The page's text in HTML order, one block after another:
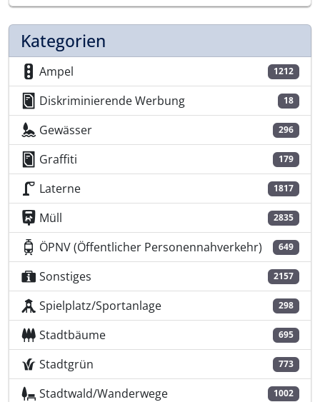
Kategorien
Ampel 1212
Diskriminierende Werbung 18
Gewässer 296
Graffiti 179
Laterne 1817
Müll 2835
ÖPNV (Öffentlicher Personennahverkehr) 649
Sonstiges 2157
Spielplatz/Sportanlage 298
Stadtbäume 695
Stadtgrün 773
Stadtwald/Wanderwege 1002